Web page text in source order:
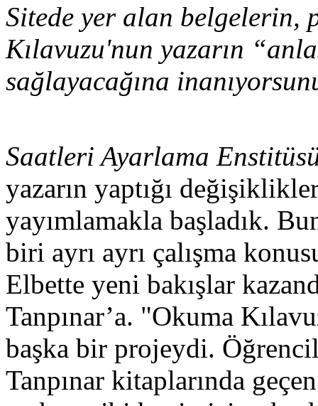
Sitede yer alan belgelerin,
Kılavuzu'nun yazarın
sağlayacağına
Saatleri Ayarlama
yazarın yaptığı
yayımlamakla başladık.
biri ayrı ayrı çalışma
Elbette yeni bakışlar
Tanpınar’a. "Okuma
başka bir projeydi.
Tanpınar kitaplarında